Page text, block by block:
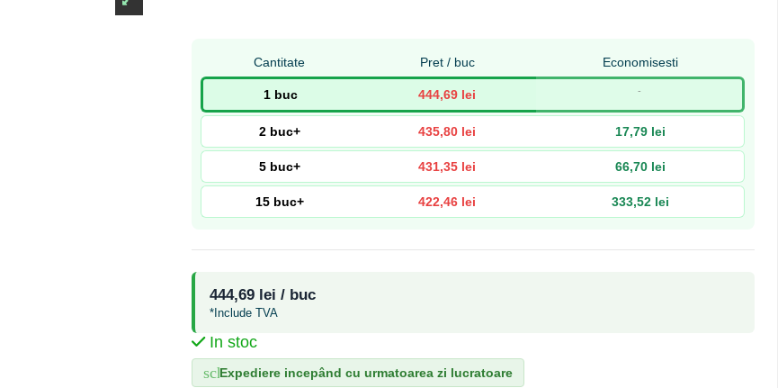
Cantitate Pret / buc Economisesti
1 buc 444,69 lei -
2 buc+ 435,80 lei 17,79 lei
5 buc+ 431,35 lei 66,70 lei
15 buc+ 422,46 lei 333,52 lei
444,69 lei / buc
*Include TVA
In stoc
schedule
Expediere incepând cu urmatoarea zi lucratoare